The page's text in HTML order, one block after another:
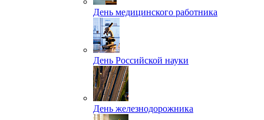
День медицинского работника
День Российской науки
День железнодорожника